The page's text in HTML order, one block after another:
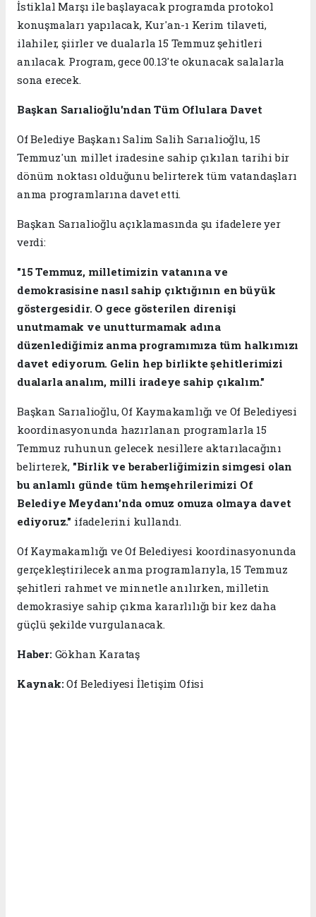
İstiklal Marşı ile başlayacak programda protokol
konuşmaları yapılacak, Kur'an-ı Kerim tilaveti,
ilahiler, şiirler ve dualarla 15 Temmuz şehitleri
anılacak. Program, gece 00.13'te okunacak salalarla
sona erecek.
Başkan Sarıalioğlu'ndan Tüm Oflulara Davet
Of Belediye Başkanı Salim Salih Sarıalioğlu, 15
Temmuz'un millet iradesine sahip çıkılan tarihi bir
dönüm noktası olduğunu belirterek tüm vatandaşları
anma programlarına davet etti.
Başkan Sarıalioğlu açıklamasında şu ifadelere yer
verdi:
"15 Temmuz, milletimizin vatanına ve
demokrasisine nasıl sahip çıktığının en büyük
göstergesidir. O gece gösterilen direnişi
unutmamak ve unutturmamak adına
düzenlediğimiz anma programımıza tüm halkımızı
davet ediyorum. Gelin hep birlikte şehitlerimizi
dualarla analım, milli iradeye sahip çıkalım."
Başkan Sarıalioğlu, Of Kaymakamlığı ve Of Belediyesi
koordinasyonunda hazırlanan programlarla 15
Temmuz ruhunun gelecek nesillere aktarılacağını
belirterek, "Birlik ve beraberliğimizin simgesi olan
bu anlamlı günde tüm hemşehrilerimizi Of
Belediye Meydanı'nda omuz omuza olmaya davet
ediyoruz." ifadelerini kullandı.
Of Kaymakamlığı ve Of Belediyesi koordinasyonunda
gerçekleştirilecek anma programlarıyla, 15 Temmuz
şehitleri rahmet ve minnetle anılırken, milletin
demokrasiye sahip çıkma kararlılığı bir kez daha
güçlü şekilde vurgulanacak.
Haber: Gökhan Karataş
Kaynak:Of Belediyesi İletişim Ofisi